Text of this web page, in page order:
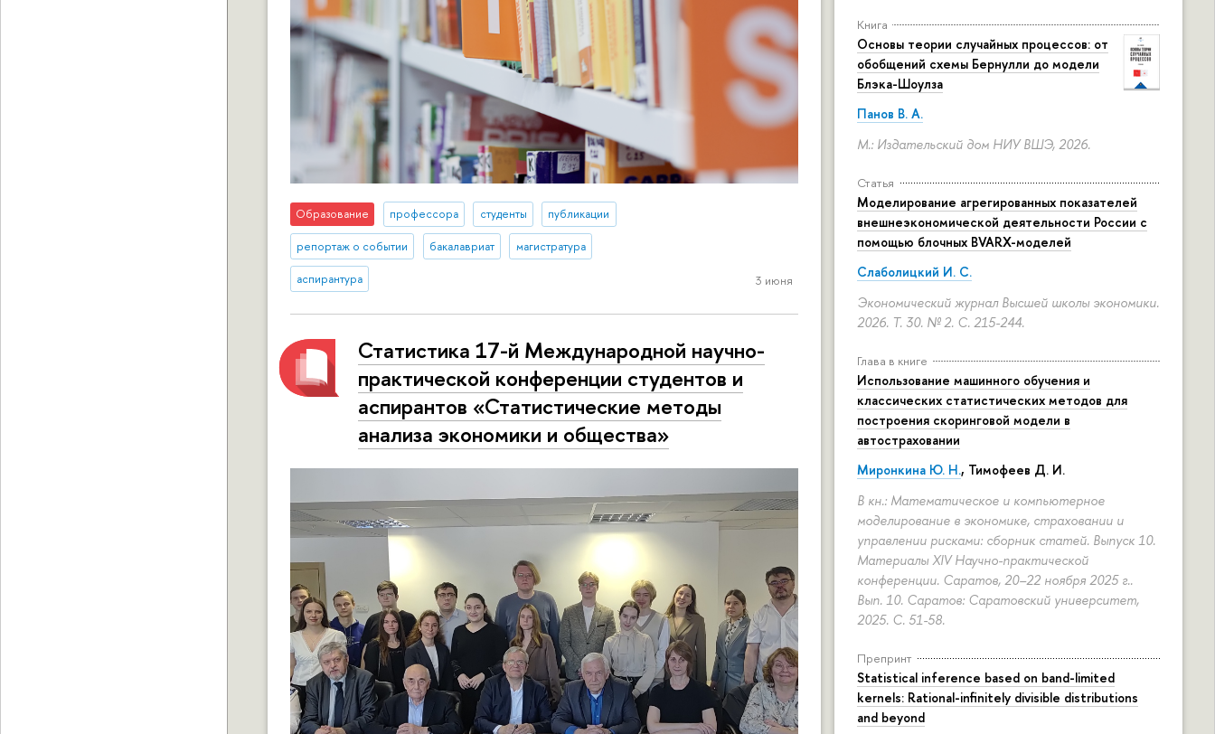
Книга
Основы теории случайных процессов: от
обобщений схемы Бернулли до модели
Блэка-Шоулза
Панов В. А.
М.: Издательский дом НИУ ВШЭ, 2026.
Статья
Моделирование агрегированных показателей
внешнеэкономической деятельности России с
помощью блочных BVARX-моделей
Слаболицкий И. С.
Экономический журнал Высшей школы экономики.
2026. Т. 30. № 2. С. 215-244.
Глава в книге
Использование машинного обучения и
классических статистических методов для
построения скоринговой модели в
автостраховании
Миронкина Ю. Н., Тимофеев Д. И.
В кн.: Математическое и компьютерное
моделирование в экономике, страховании и
управлении рисками: сборник статей. Выпуск 10.
Материалы XIV Научно-практической
конференции. Саратов, 20–22 ноября 2025 г..
Вып. 10. Саратов: Саратовский университет,
2025. С. 51-58.
Препринт
Statistical inference based on band-limited
kernels: Rational-infinitely divisible distributions
and beyond
Образование профессора студенты публикации
репортаж о событии бакалавриат магистратура
аспирантура 3 июня
Статистика 17-й Меж­ду­на­род­ной научно-
прак­ти­че­ской конференции студентов и
аспирантов «Ста­ти­сти­че­ские методы
анализа экономики и общества»